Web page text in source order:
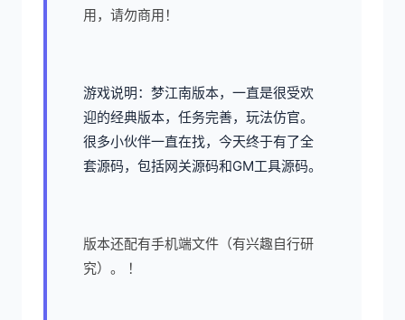
用，请勿商用！
游戏说明：梦江南版本，一直是很受欢
迎的经典版本，任务完善，玩法仿官。
很多小伙伴一直在找，今天终于有了全
套源码，包括网关源码和GM工具源码。
版本还配有手机端文件（有兴趣自行研
究）。 ！